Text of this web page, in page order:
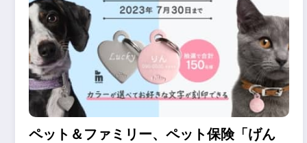
ペット＆ファミリー、ペット保険「げん